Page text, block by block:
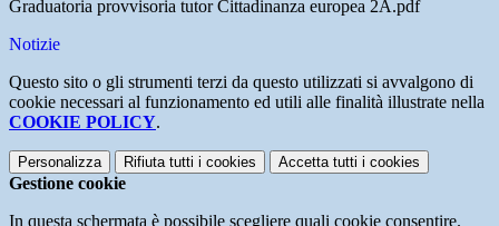
Graduatoria provvisoria tutor Cittadinanza europea 2A.pdf
Notizie
Questo sito o gli strumenti terzi da questo utilizzati si avvalgono di
cookie necessari al funzionamento ed utili alle finalità illustrate nella
COOKIE POLICY.
Personalizza Rifiuta tutti i cookies Accetta tutti i cookies
Gestione cookie
In questa schermata è possibile scegliere quali cookie consentire.